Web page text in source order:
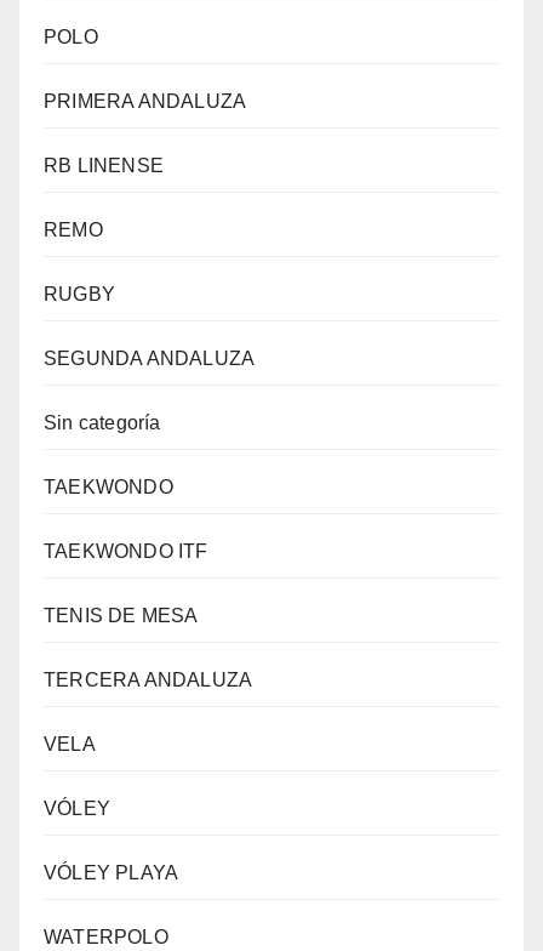
POLO
PRIMERA ANDALUZA
RB LINENSE
REMO
RUGBY
SEGUNDA ANDALUZA
Sin categoría
TAEKWONDO
TAEKWONDO ITF
TENIS DE MESA
TERCERA ANDALUZA
VELA
VÓLEY
VÓLEY PLAYA
WATERPOLO